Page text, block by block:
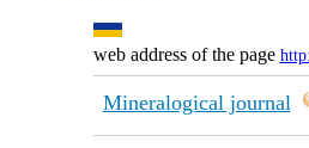
web address of the page
Mineralogical journal